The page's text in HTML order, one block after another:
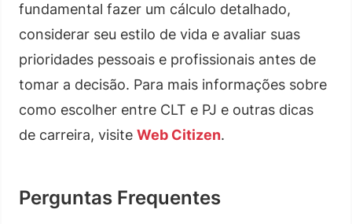
fundamental fazer um cálculo detalhado,
considerar seu estilo de vida e avaliar suas
prioridades pessoais e profissionais antes de
tomar a decisão. Para mais informações sobre
como escolher entre CLT e PJ e outras dicas
de carreira, visite Web Citizen.
Perguntas Frequentes